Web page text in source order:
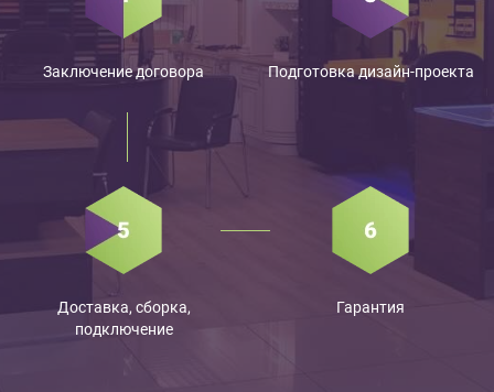
Подготовка дизайн-проекта
Заключение договора
Доставка, сборка,
подключение
Гарантия